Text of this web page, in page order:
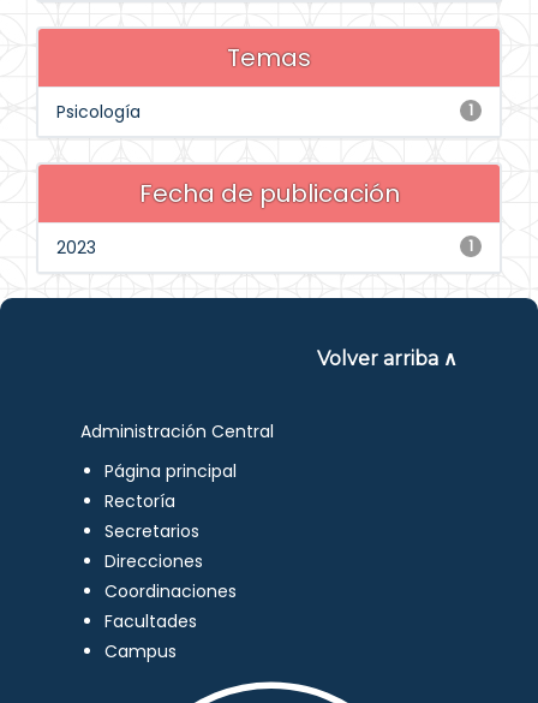
Temas
1
Psicología
Fecha de publicación
1
2023
Volver arriba ∧
Administración Central
Página principal
Rectoría
Secretarios
Direcciones
Coordinaciones
Facultades
Campus